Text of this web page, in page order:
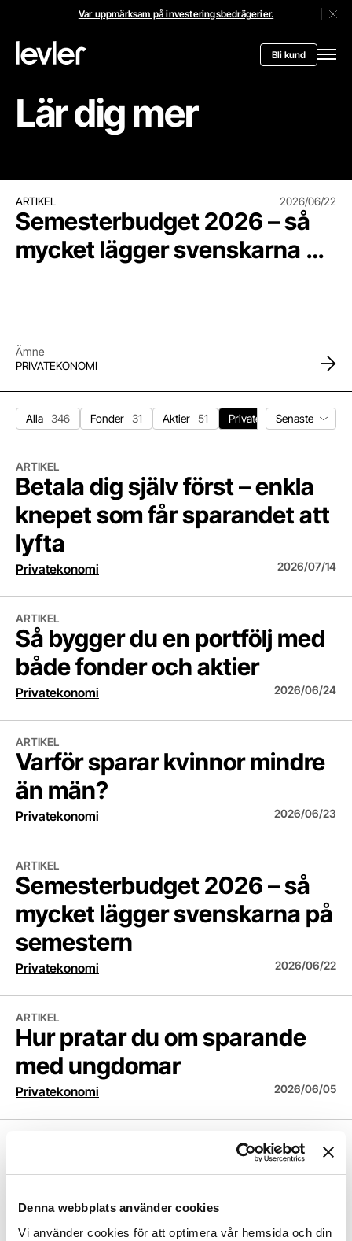
Denna webbplats använder cookies
Vi använder cookies för att optimera vår hemsida och din
Var uppmärksam på investeringsbedrägerier.
Header.toStartPagee Bli kund
Lär dig mer
ARTIKEL 2026/06/22
Semesterbudget 2026 – så
mycket lägger svenskarna på
Ämne
PRIVATEKONOMI
Alla 346 Fonder 31 Aktier 51 Privatekonomi 66
Sortera
ARTIKEL
Betala dig själv först – enkla
knepet som får sparandet att
lyfta
Privatekonomi 2026/07/14
ARTIKEL
Så bygger du en portfölj med
både fonder och aktier
Privatekonomi 2026/06/24
ARTIKEL
Varför sparar kvinnor mindre
än män?
Privatekonomi 2026/06/23
ARTIKEL
Semesterbudget 2026 – så
mycket lägger svenskarna på
semestern
Privatekonomi 2026/06/22
ARTIKEL
Hur pratar du om sparande
med ungdomar
Privatekonomi 2026/06/05
Val som kan göra skillnad på
Privatekonomi